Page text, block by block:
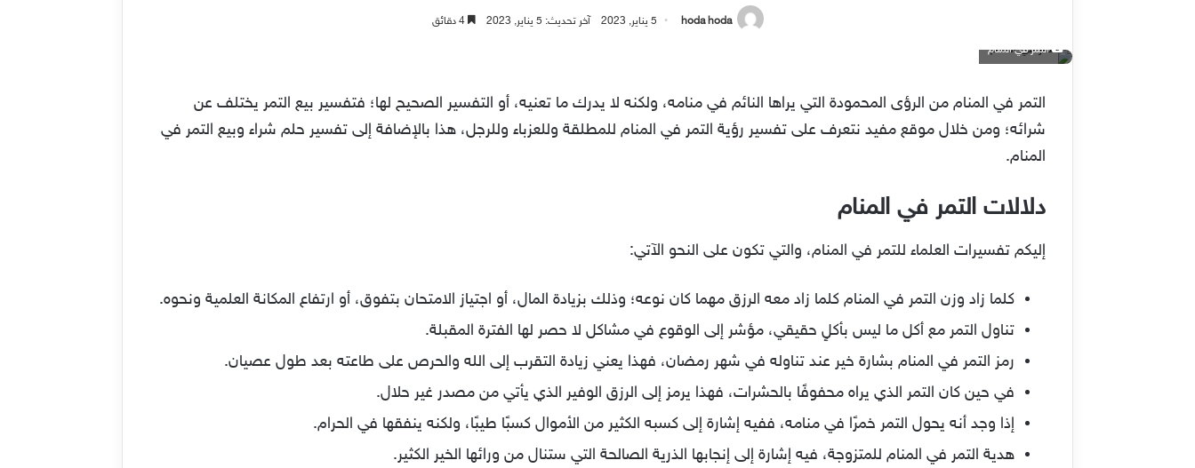
hoda hoda 5 يناير, 2023 آخر تحديث: 5 يناير, 2023 4 دقائق
التمر في المنام
التمر في المنام من الرؤى المحمودة التي يراها النائم في منامه، ولكنه لا يدرك ما تعنيه، أو التفسير الصحيح لها؛ فتفسير بيع التمر يختلف عن
شرائه؛ ومن خلال موقع مفيد نتعرف على تفسير رؤية التمر في المنام للمطلقة وللعزباء وللرجل، هذا بالإضافة إلى تفسير حلم شراء وبيع التمر في
المنام.
دلالات التمر في المنام
إليكم تفسيرات العلماء للتمر في المنام، والتي تكون على النحو الآتي:
كلما زاد وزن التمر في المنام كلما زاد معه الرزق مهما كان نوعه؛ وذلك بزيادة المال، أو اجتياز الامتحان بتفوق، أو ارتفاع المكانة العلمية ونحوه.
تناول التمر مع أكل ما ليس بأكلٍ حقيقي، مؤشر إلى الوقوع في مشاكل لا حصر لها الفترة المقبلة.
رمز التمر في المنام بشارة خير عند تناوله في شهر رمضان، فهذا يعني زيادة التقرب إلى الله والحرص على طاعته بعد طول عصيان.
في حين كان التمر الذي يراه محفوفًا بالحشرات، فهذا يرمز إلى الرزق الوفير الذي يأتي من مصدر غير حلال.
إذا وجد أنه يحول التمر خمرًا في منامه، ففيه إشارة إلى كسبه الكثير من الأموال كسبًا طيبًا، ولكنه ينفقها في الحرام.
هدية التمر في المنام للمتزوجة، فيه إشارة إلى إنجابها الذرية الصالحة التي ستنال من ورائها الخير الكثير.